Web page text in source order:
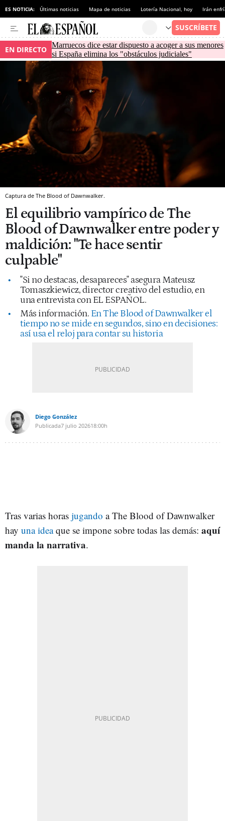
ES NOTICIA: Últimas noticias Mapa de noticias Lotería Nacional, hoy Irán
EN DIRECTO Marruecos dice estar dispuesto a acoger a sus menores
si España elimina los "obstáculos judiciales"
Captura de The Blood of Dawnwalker.
El equilibrio vampírico de The
Blood of Dawnwalker entre poder y
maldición: "Te hace sentir
culpable"
"Si no destacas, desapareces" asegura Mateusz
Tomaszkiewicz, director creativo del estudio, en
una entrevista con EL ESPAÑOL.
Más información. En The Blood of Dawnwalker el
tiempo no se mide en segundos, sino en decisiones:
así usa el reloj para contar su historia
Diego González
Publicada7 julio 202618:00h
Tras varias horas jugando a The Blood of Dawnwalker
hay una ideaque se impone sobre todas las demás: aquí
manda la narrativa.